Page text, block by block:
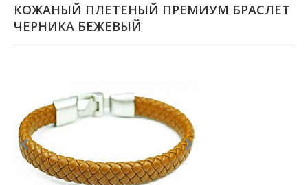
КОЖАНЫЙ ПЛЕТЕНЫЙ ПРЕМИУМ БРАСЛЕТ
ЧЕРНИКА БЕЖЕВЫЙ